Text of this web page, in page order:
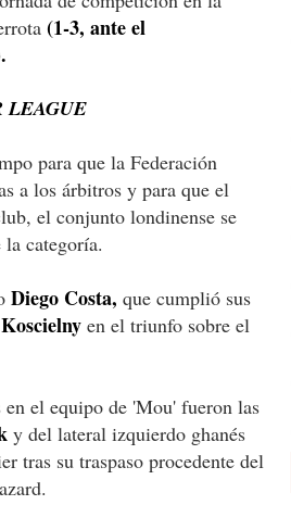
(1-3, ante el
LEAGUE
para que la Federación
a los árbitros y para que el
el conjunto londinense se
categoría.
Diego Costa, que cumplió sus
en el triunfo sobre el
en el equipo de 'Mou' fueron las
y del lateral izquierdo ghanés
tras su traspaso procedente del